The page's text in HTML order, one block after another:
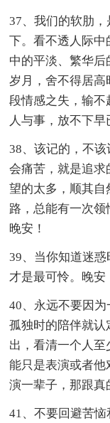
37、我们的软肋
下。看不透人际
中的平淡、繁华
岁月，舍不得居
段情感之失，输
人与事，放不下早
38、该记的，不
会痛苦，就是追
望的太多，顺其
路，总能有一次领
晚安！
39、当你知道迷惑
才是最可怜。晚安
40、永远不要因为
孤独时的陪伴就
出，看清一个人
能只是表演或者他
演一辈子，那跟真
41、不要回避苦